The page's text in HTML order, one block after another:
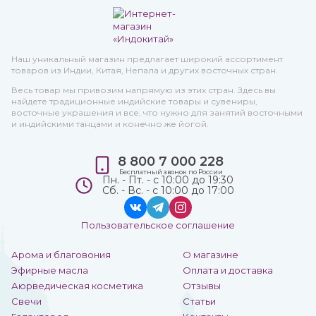
Наш уникальный магазин предлагает широкий ассортимент
товаров из Индии, Китая, Непала и других восточных стран.
Весь товар мы привозим напрямую из этих стран. Здесь вы
найдете традиционные индийские товары и сувениры,
восточные украшения и все, что нужно для занятий восточными
и индийскими танцами и конечно же йогой.
Арома и благовония
Эфирные масла
Аюрведическая косметика
Свечи
О магазине
Оплата и доставка
Отзывы
Статьи
8 800 7 000 228
Бесплатный звонок по России
Пн. - Пт. - с 10:00 до 19:30
Сб. - Вс. - с 10:00 до 17:00
Пользовательское соглашение